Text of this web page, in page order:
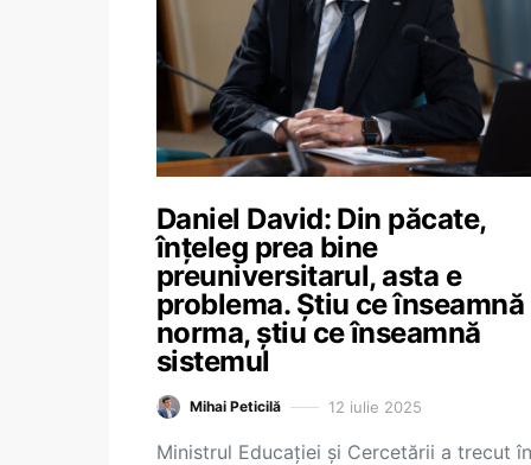
Daniel David: Din păcate,
înțeleg prea bine
preuniversitarul, asta e
problema. Știu ce înseamnă
norma, știu ce înseamnă
sistemul
Mihai Peticilă 12 iulie 2025
Ministrul Educației și Cercetării a trecut în